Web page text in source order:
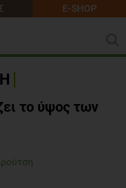
E-SHOP
το ύψος των